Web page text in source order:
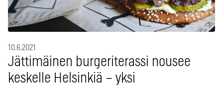
10.6.2021
Jättimäinen burgeriterassi nousee
keskelle Helsinkiä – yksi